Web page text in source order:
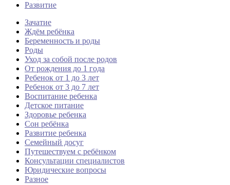
Развитие
Зачатие
Ждём ребёнка
Беременность и роды
Роды
Уход за собой после родов
От рождения до 1 года
Ребенок от 1 до 3 лет
Ребенок от 3 до 7 лет
Воспитание ребенка
Детское питание
Здоровье ребенка
Сон ребёнка
Развитие ребенка
Семейный досуг
Путешествуем с ребёнком
Консультации специалистов
Юридические вопросы
Разное